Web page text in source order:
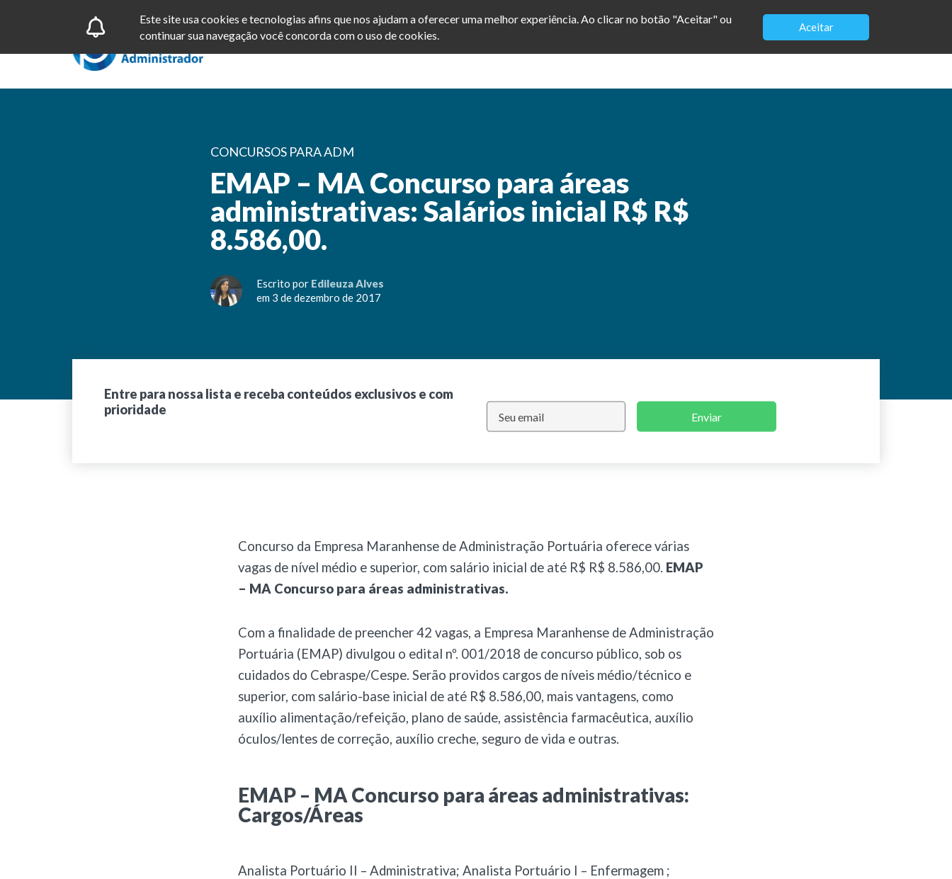
Este site usa cookies e tecnologias afins que nos ajudam a oferecer uma melhor experiência. Ao clicar no botão "Aceitar" ou
continuar sua navegação você concorda com o uso de cookies.
Aceitar
Vagas Contato
CONCURSOS PARA ADM
EMAP – MA Concurso para áreas
administrativas: Salários inicial R$ R$
8.586,00.
Escrito por Edileuza Alves
em 3 de dezembro de 2017
Entre para nossa lista e receba conteúdos exclusivos e com
prioridade
Enviar
Concurso da Empresa Maranhense de Administração Portuária oferece várias
vagas de nível médio e superior, com salário inicial de até R$ R$ 8.586,00. EMAP
– MA Concurso para áreas administrativas.
Com a finalidade de preencher 42 vagas, a Empresa Maranhense de Administração
Portuária (EMAP) divulgou o edital nº. 001/2018 de concurso público, sob os
cuidados do Cebraspe/Cespe. Serão providos cargos de níveis médio/técnico e
superior, com salário-base inicial de até R$ 8.586,00, mais vantagens, como
auxílio alimentação/refeição, plano de saúde, assistência farmacêutica, auxílio
óculos/lentes de correção, auxílio creche, seguro de vida e outras.
EMAP – MA Concurso para áreas administrativas:
Cargos/Áreas
Analista Portuário II – Administrativa; Analista Portuário I – Enfermagem ;